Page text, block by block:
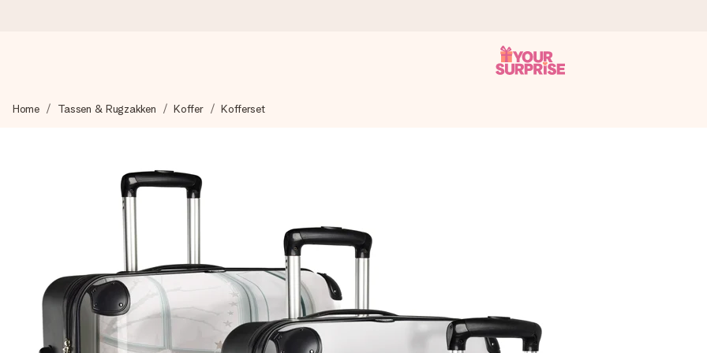
We maken jouw cadeau met zorg en zorgen dat het razendsnel onderweg is - zodat jij kunt geven op precies het juiste moment,
4,8 (gebaseerd op +8.000 reviews)
Onze cadeaus worden gewaardeerd. Klanten beoordelen ons met een 4,7 op Google Reviews
Gratis wenskaartje
Je maakt in een paar stappen iets unieks – met haar naam, jullie foto of een boodschap die raakt. Zonder gedoe, maar met alle
Home Tassen & Rugzakken Koffer Kofferset